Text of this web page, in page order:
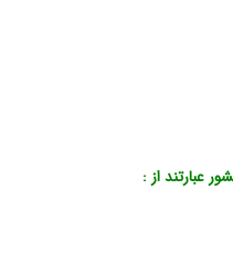
عبارتند از :